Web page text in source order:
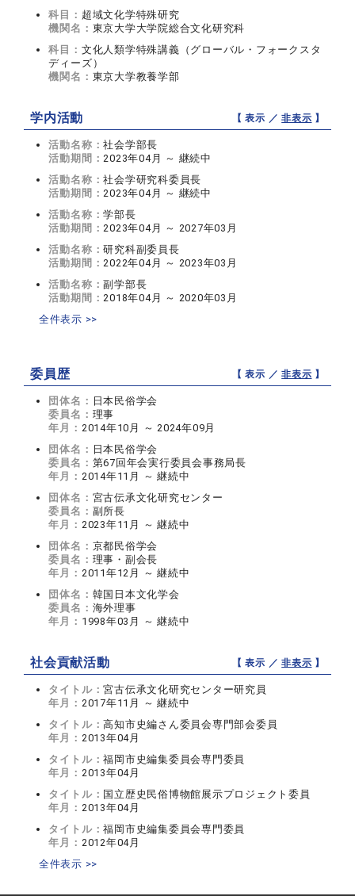
科目： 超域文化学特殊研究
機関名： 東京大学大学院総合文化研究科
科目： 文化人類学特殊講義（グローバル・フォークスタ
ディーズ）
機関名： 東京大学教養学部
学内活動 【 表示 ／非表示 】
活動名称：社会学部長
活動期間：2023年04月 ～ 継続中
活動名称：社会学研究科委員長
活動期間：2023年04月 ～ 継続中
活動名称：学部長
活動期間：2023年04月 ～ 2027年03月
活動名称：研究科副委員長
活動期間：2022年04月 ～ 2023年03月
活動名称：副学部長
活動期間：2018年04月 ～ 2020年03月
全件表示 >>
委員歴 【 表示 ／非表示 】
団体名： 日本民俗学会
委員名： 理事
年月： 2014年10月 ～ 2024年09月
団体名： 日本民俗学会
委員名： 第67回年会実行委員会事務局長
年月： 2014年11月 ～ 継続中
団体名： 宮古伝承文化研究センター
委員名： 副所長
年月： 2023年11月 ～ 継続中
団体名： 京都民俗学会
委員名： 理事・副会長
年月： 2011年12月 ～ 継続中
団体名： 韓国日本文化学会
委員名： 海外理事
年月： 1998年03月 ～ 継続中
社会貢献活動 【 表示 ／非表示 】
タイトル：宮古伝承文化研究センター研究員
年月： 2017年11月 ～ 継続中
タイトル：高知市史編さん委員会専門部会委員
年月： 2013年04月
タイトル：福岡市史編集委員会専門委員
年月： 2013年04月
タイトル： 国立歴史民俗博物館展示プロジェクト委員
年月： 2013年04月
タイトル：福岡市史編集委員会専門委員
年月： 2012年04月
全件表示 >>